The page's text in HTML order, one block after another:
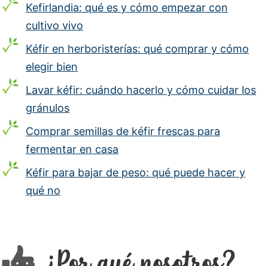
Kefirlandia: qué es y cómo empezar con
cultivo vivo
Kéfir en herboristerías: qué comprar y cómo
elegir bien
Lavar kéfir: cuándo hacerlo y cómo cuidar los
gránulos
Comprar semillas de kéfir frescas para
fermentar en casa
Kéfir para bajar de peso: qué puede hacer y
qué no